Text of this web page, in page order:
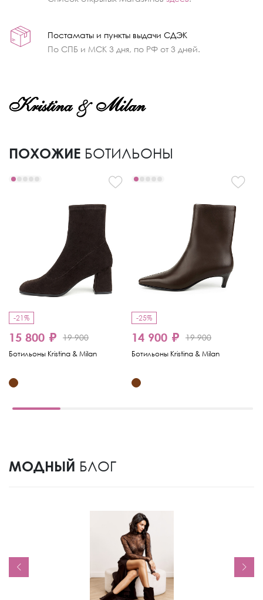
Постаматы и пункты выдачи СДЭК
По СПБ и МСК 3 дня, по РФ от 3 дней.
ПОХОЖИЕ БОТИЛЬОНЫ
-21%
15 800 ₽ 19 900
Ботильоны Kristina & Milan
-25%
14 900 ₽ 19 900
Ботильоны Kristina & Milan
МОДНЫЙ БЛОГ